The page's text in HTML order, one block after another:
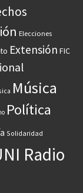
Elecciones
Extensión FIC
Música
Política
Solidaridad
Radio